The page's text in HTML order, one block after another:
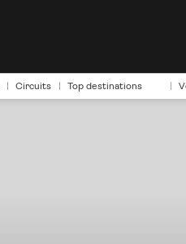
Circuits Top destinations